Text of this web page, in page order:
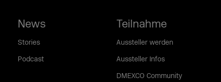
News
Stories
Podcast
Teilnahme
Aussteller werden
Aussteller Infos
DMEXCO Community